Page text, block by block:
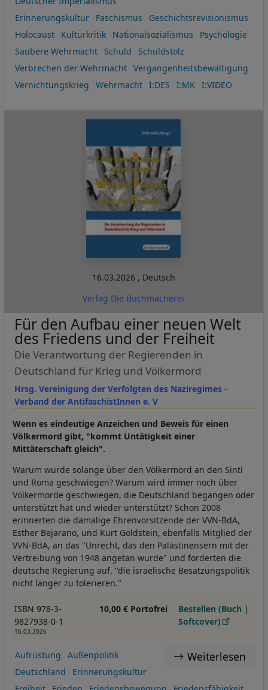
Erinnerungskultur
Faschismus
Geschichtsrevisionismus
Holocaust
Kulturkritik Nationalsozialismus
Psychologie
Saubere Wehrmacht
Schuld
Schuldstolz
Verbrechen der Wehrmacht
Vergangenheitsbewältigung
Vernichtungskrieg
Wehrmacht I:DES I:MK I:VIDEO
16.03.2026 , Deutsch
Verlag Die Buchmacherei
Hrsg. Vereinigung der Verfolgten des Naziregimes -
Verband der AntifaschistInnen e. V
Für den Aufbau einer neuen Welt
des Friedens und der Freiheit
Die Verantwortung der Regierenden in
Deutschland für Krieg und Völkermord
Wenn es eindeutige Anzeichen und Beweis für einen
Völkermord gibt, "kommt Untätigkeit einer
Mittäterschaft gleich".
Warum wurde solange über den Völkermord an den Sinti
und Roma geschwiegen? Warum wird immer noch über
Völkermorde geschwiegen, die Deutschland begangen oder
unterstützt hat und wieder unterstützt? Schon 2008
erinnerten die damalige Ehrenvorsitzende der VVN-BdA,
Esther Bejarano, und Kurt Goldstein, ebenfalls Mitglied der
VVN-BdA, an das "Unrecht, das den Palästinensern mit der
Vertreibung von 1948 angetan wurde" und forderten die
deutsche Regierung auf, "die israelische Besatzungspolitik
nicht länger zu tolerieren."
ISBN 978-3-
9827938-0-1
16.03.2026
10,00 € Portofrei
Bestellen (Buch |
Softcover)
Weiterlesen
Aufrüstung
Außenpolitik
Deutschland
Erinnerungskultur